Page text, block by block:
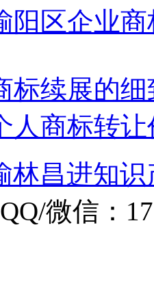
阳区企业
标续展的
人商标转
林昌进知
微信：